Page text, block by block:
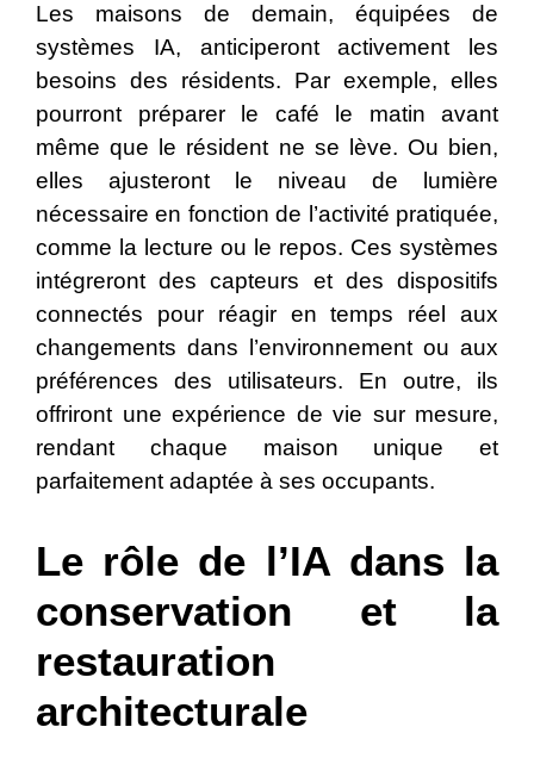
Les maisons de demain, équipées de
systèmes IA, anticiperont activement les
besoins des résidents. Par exemple, elles
pourront préparer le café le matin avant
même que le résident ne se lève. Ou bien,
elles ajusteront le niveau de lumière
nécessaire en fonction de l’activité pratiquée,
comme la lecture ou le repos. Ces systèmes
intégreront des capteurs et des dispositifs
connectés pour réagir en temps réel aux
changements dans l’environnement ou aux
préférences des utilisateurs. En outre, ils
offriront une expérience de vie sur mesure,
rendant chaque maison unique et
parfaitement adaptée à ses occupants.
Le rôle de l’IA dans la
conservation et la
restauration
architecturale